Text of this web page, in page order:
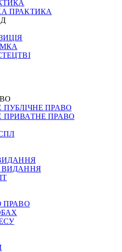
ПРАКТИКА
ПРАВО
ПРИВАТНЕ ПРАВО
ВИДАННЯ
ПРАВО